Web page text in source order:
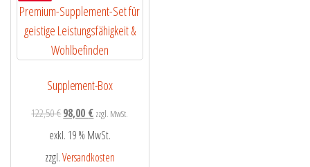
Supplement-Box
122,50€98,00 € zzgl. MwSt.
exkl. 19 % MwSt.
zzgl.Versandkosten